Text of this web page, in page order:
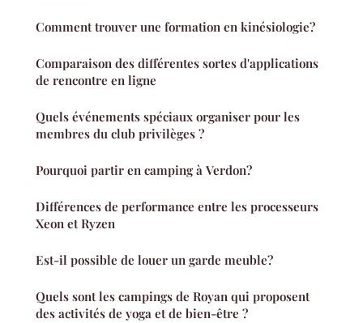
Comment trouver une formation en kinésiologie?
Comparaison des différentes sortes d'applications
de rencontre en ligne
Quels événements spéciaux organiser pour les
membres du club privilèges ?
Pourquoi partir en camping à Verdon?
Différences de performance entre les processeurs
Xeon et Ryzen
Est-il possible de louer un garde meuble?
Quels sont les campings de Royan qui proposent
des activités de yoga et de bien-être ?